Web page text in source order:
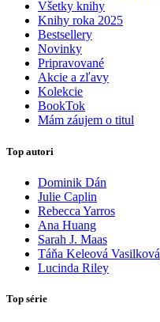
Všetky knihy
Knihy roka 2025
Bestsellery
Novinky
Pripravované
Akcie a zľavy
Kolekcie
BookTok
Mám záujem o titul
Top autori
Dominik Dán
Julie Caplin
Rebecca Yarros
Ana Huang
Sarah J. Maas
Táňa Keleová Vasilková
Lucinda Riley
Top série